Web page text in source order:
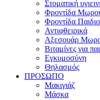
Στοματική
Φροντίδα
Φροντίδα
Αντιφθειρικά
Αξεσουάρ
Βιταμίνες για
Εγκυμοσύνη
Θηλασμός
ΠΡΟΣΩΠΟ
Μακιγιάζ
Μάσκα